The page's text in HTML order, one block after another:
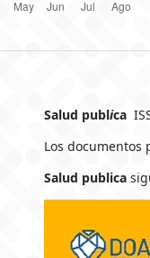
Salud publica
Los documentos
Salud publica